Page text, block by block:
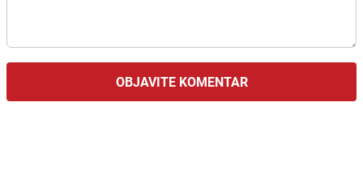
OBJAVITE KOMENTAR